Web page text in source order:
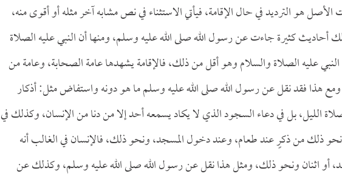
هو الترديد في حال الإقامة، فيأتي الاستثناء في نص مشابه آخر مثله أو أقوى منه،
أحاديث كثيرة جاءت عن رسول الله صلى الله عليه وسلم، ومنها أن النبي عليه الصلاة
النبي عليه الصلاة والسلام وهو أقل من ذلك، فالإقامة يشهدها عامة الصحابة، وعامة من
هذا فقد نقل عن رسول الله صلى الله عليه وسلم ما هو دونه واستفاض مثل: أذكار
الليل، بل في دعاء السجود الذي لا يكاد يسمعه أحد إلا من دنا من الإنسان، وكذلك في
ذلك من ذكرٍ عند طعام، وعند دخول المسجد، ونحو ذلك، فالإنسان في الغالب أنه
اثنان ونحو ذلك، ومثل هذا نقل عن رسول الله صلى الله عليه وسلم، وكذلك عن